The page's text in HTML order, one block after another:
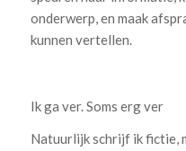
onderwerp, en maak
kunnen vertellen.
Ik ga ver. Soms erg ver
Natuurlijk schrijf ik fictie,